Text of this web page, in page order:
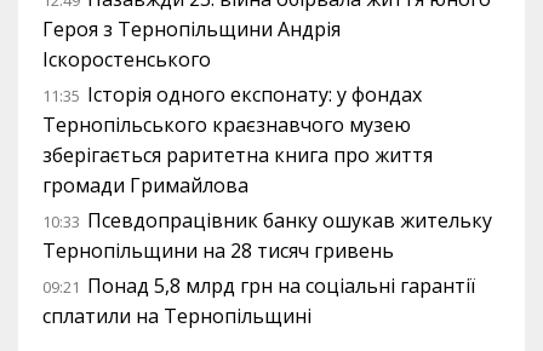
Героя з Тернопільщини Андрія
Іскоростенського
11:35 Історія одного експонату: у фондах
Тернопільського краєзнавчого музею
зберігається раритетна книга про життя
громади Гримайлова
10:33 Псевдопрацівник банку ошукав жительку
Тернопільщини на 28 тисяч гривень
09:21 Понад 5,8 млрд грн на соціальні гарантії
сплатили на Тернопільщині